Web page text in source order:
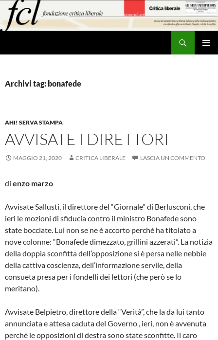
contenuto
Archivi tag: bonafede
AHI! SERVA STAMPA
AVVISATE I DIRETTORI
MAGGIO 21, 2020 CRITICA LIBERALE LASCIA UN COMMENTO
di enzo marzo
Avvisate Sallusti, il direttore del “Giornale” di Berlusconi, che
ieri le mozioni di sfiducia contro il ministro Bonafede sono
state bocciate. Lui non se ne è accorto perché ha titolato a
nove colonne: “Bonafede dimezzato, grillini azzerati”. La notizia
della doppia sconfitta dell’opposizione si è persa nelle nebbie
della cattiva coscienza, dell’informazione servile, della
consueta presa per i fondelli dei lettori (che però se lo
meritano).
Avvisate Belpietro, direttore della “Verità”, che la da lui tanto
annunciata e attesa caduta del Governo , ieri, non è avvenuta
perché le opposizioni di destra sono state sconfitte. Il caro